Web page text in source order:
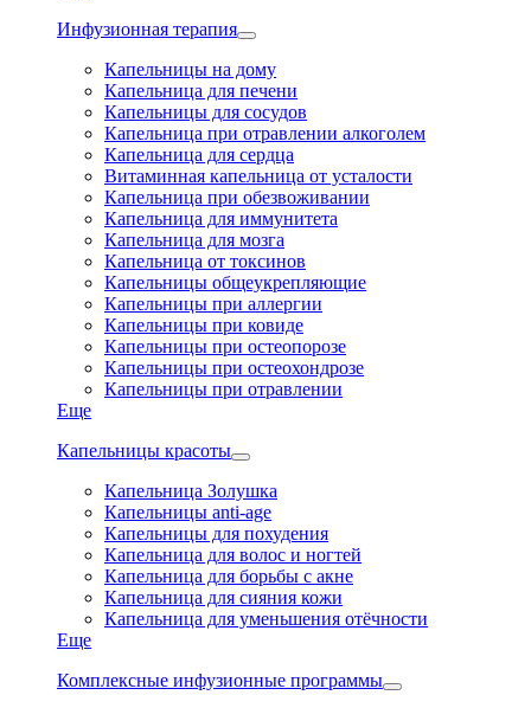
Инфузионная терапия
Капельницы на дому
Капельница для печени
Капельницы для сосудов
Капельница при отравлении алкоголем
Капельница для сердца
Витаминная капельница от усталости
Капельница при обезвоживании
Капельница для иммунитета
Капельница для мозга
Капельница от токсинов
Капельницы общеукрепляющие
Капельницы при аллергии
Капельницы при ковиде
Капельницы при остеопорозе
Капельницы при остеохондрозе
Капельницы при отравлении
Еще
Капельницы красоты
Капельница Золушка
Капельницы anti-age
Капельницы для похудения
Капельница для волос и ногтей
Капельница для борьбы с акне
Капельница для сияния кожи
Капельница для уменьшения отёчности
Еще
Комплексные инфузионные программы